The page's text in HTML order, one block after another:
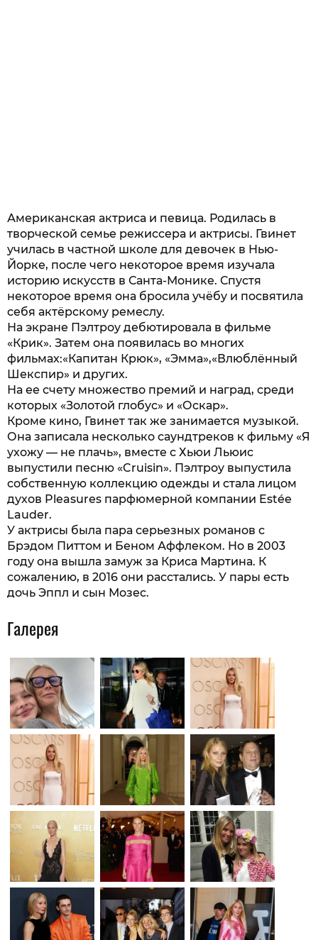
Американская актриса и певица. Родилась в
творческой семье режиссера и актрисы. Гвинет
училась в частной школе для девочек в Нью-
Йорке, после чего некоторое время изучала
историю искусств в Санта-Монике. Спустя
некоторое время она бросила учёбу и посвятила
себя актёрскому ремеслу.
На экране Пэлтроу дебютировала в фильме
«Крик». Затем она появилась во многих
фильмах:«Капитан Крюк», «Эмма»,«Влюблённый
Шекспир» и других.
На ее счету множество премий и наград, среди
которых «Золотой глобус» и «Оскар».
Кроме кино, Гвинет так же занимается музыкой.
Она записала несколько саундтреков к фильму «Я
ухожу — не плачь», вместе с Хьюи Льюис
выпустили песню «Cruisin». Пэлтроу выпустила
собственную коллекцию одежды и стала лицом
духов Pleasures парфюмерной компании Estée
Lauder.
У актрисы была пара серьезных романов с
Брэдом Питтом и Беном Аффлеком. Но в 2003
году она вышла замуж за Криса Мартина. К
сожалению, в 2016 они расстались. У пары есть
дочь Эппл и сын Мозес.
Галерея